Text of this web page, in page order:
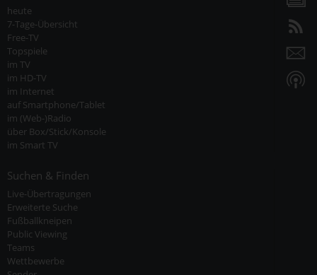
heute
7-Tage-Übersicht
Free-TV
Topspiele
im TV
im HD-TV
im Internet
auf Smartphone/Tablet
im (Web-)Radio
über Box/Stick/Konsole
im Smart TV
Suchen & Finden
Live-Übertragungen
Erweiterte Suche
Fußballkneipen
Public Viewing
Teams
Wettbewerbe